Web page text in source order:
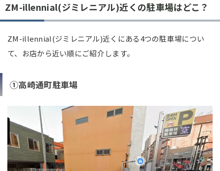
ZM-illennial(ジミレニアル)近くの駐車場はどこ？
ZM-illennial(ジミレニアル)近くにある4つの駐車場につい
て、お店から近い順にご紹介します。
①高崎通町駐車場